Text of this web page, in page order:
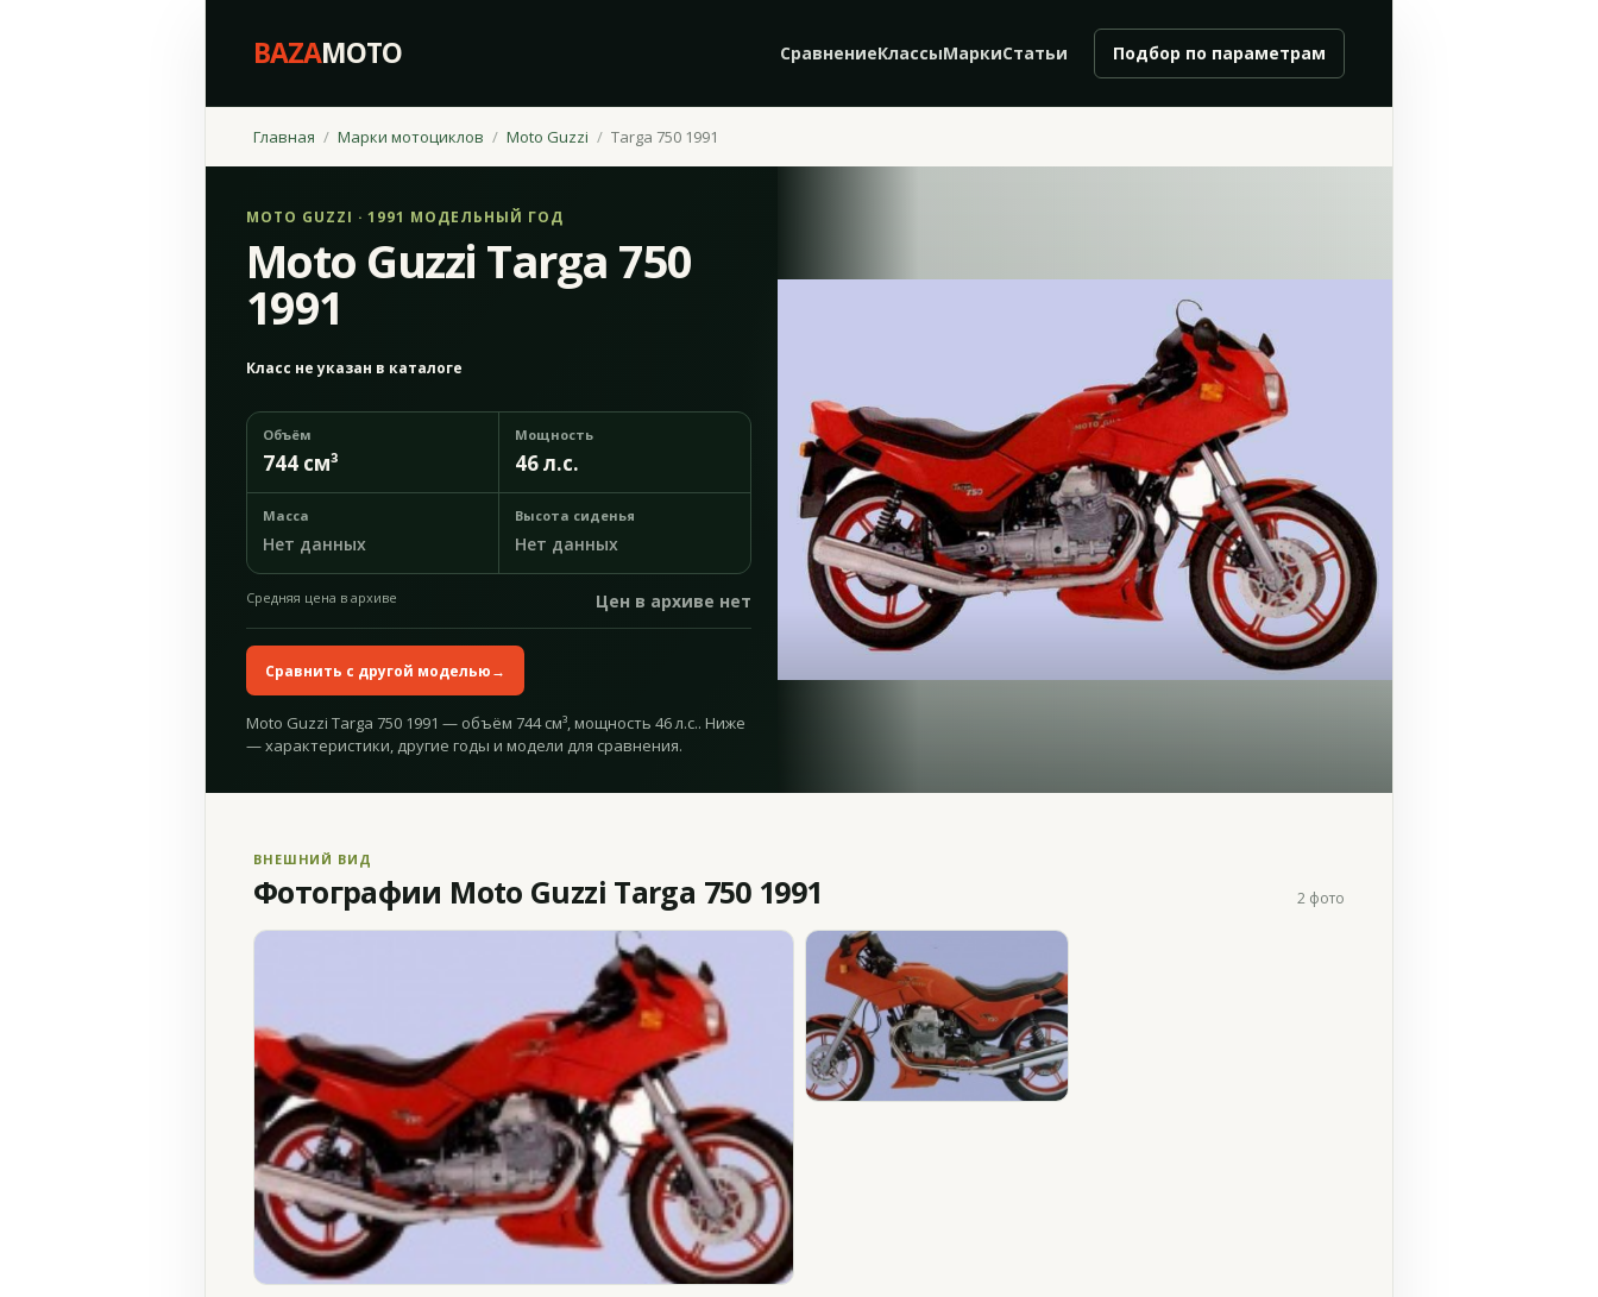
BAZAMOTO СравнениеКлассыМаркиСтатьи Подбор по параметрам
Главная Марки мотоциклов Moto Guzzi Targa 750 1991
MOTO GUZZI · 1991 МОДЕЛЬНЫЙ ГОД
Moto Guzzi Targa 750
1991
Класс не указан в каталоге
Объём
744 см³
Мощность
46 л.с.
Масса
Нет данных
Высота сиденья
Нет данных
Средняя цена в архиве Цен в архиве нет
Сравнить с другой моделью→
Moto Guzzi Targa 750 1991 — объём 744 см³, мощность 46 л.с.. Ниже
— характеристики, другие годы и модели для сравнения.
ВНЕШНИЙ ВИД
Фотографии Moto Guzzi Targa 750 1991 2 фото